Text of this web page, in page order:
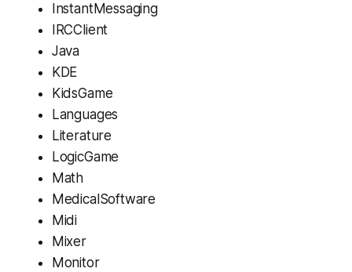
InstantMessaging
IRCClient
Java
KDE
KidsGame
Languages
Literature
LogicGame
Math
MedicalSoftware
Midi
Mixer
Monitor